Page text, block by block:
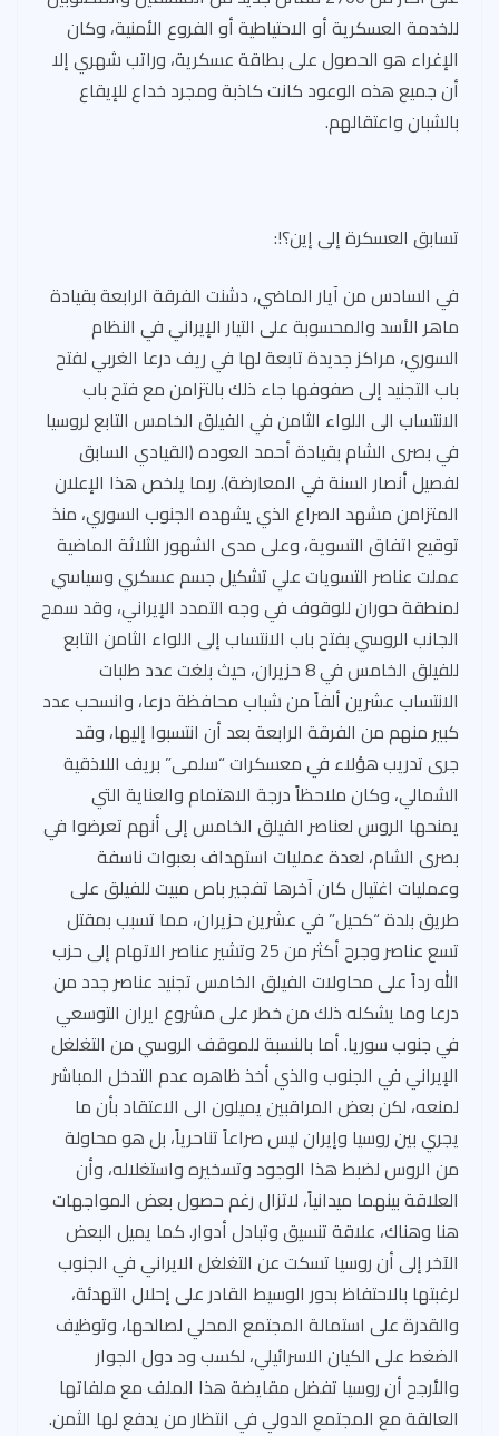
للخدمة العسكرية أو الاحتياطية أو الفروع الأمنية، وكان
الإغراء هو الحصول على بطاقة عسكرية، وراتب شهري إلا
أن جميع هذه الوعود كانت كاذبة ومجرد خداع للإيقاع
بالشبان واعتقالهم.
تسابق العسكرة إلى إين؟!:
في السادس من آيار الماضي، دشنت الفرقة الرابعة بقيادة
ماهر الأسد والمحسوبة على التيار الإيراني في النظام
السوري، مراكز جديدة تابعة لها في ريف درعا الغربي لفتح
باب التجنيد إلى صفوفها جاء ذلك بالتزامن مع فتح باب
الانتساب الى اللواء الثامن في الفيلق الخامس التابع لروسيا
في بصرى الشام بقيادة أحمد العوده (القيادي السابق
لفصيل أنصار السنة في المعارضة). ربما يلخص هذا الإعلان
المتزامن مشهد الصراع الذي يشهده الجنوب السوري، منذ
توقيع اتفاق التسوية، وعلى مدى الشهور الثلاثة الماضية
عملت عناصر التسويات علي تشكيل جسم عسكري وسياسي
لمنطقة حوران للوقوف في وجه التمدد الإيراني، وقد سمح
الجانب الروسي بفتح باب الانتساب إلى اللواء الثامن التابع
للفيلق الخامس في 8 حزيران، حيث بلغت عدد طلبات
الانتساب عشرين ألفاً من شباب محافظة درعا، وانسحب عدد
كبير منهم من الفرقة الرابعة بعد أن انتسبوا إليها، وقد
جرى تدريب هؤلاء في معسكرات “سلمى” بريف اللاذقية
الشمالي، وكان ملاحظاً درجة الاهتمام والعناية التي
يمنحها الروس لعناصر الفيلق الخامس إلى أنهم تعرضوا في
بصرى الشام، لعدة عمليات استهداف بعبوات ناسفة
وعمليات اغتيال كان آخرها تفجير باص مبيت للفيلق على
طريق بلدة “كحيل” في عشرين حزيران، مما تسبب بمقتل
تسع عناصر وجرح أكثر من 25 وتشير عناصر الاتهام إلى حزب
الله رداً على محاولات الفيلق الخامس تجنيد عناصر جدد من
درعا وما يشكله ذلك من خطر على مشروع ايران التوسعي
في جنوب سوريا. أما بالنسبة للموقف الروسي من التغلغل
الإيراني في الجنوب والذي أخذ ظاهره عدم التدخل المباشر
لمنعه، لكن بعض المراقبين يميلون الى الاعتقاد بأن ما
يجري بين روسيا وإيران ليس صراعاً تناحرياً، بل هو محاولة
من الروس لضبط هذا الوجود وتسخيره واستغلاله، وأن
العلاقة بينهما ميدانياً، لاتزال رغم حصول بعض المواجهات
هنا وهناك، علاقة تنسيق وتبادل أدوار. كما يميل البعض
الآخر إلى أن روسيا تسكت عن التغلغل الايراني في الجنوب
لرغبتها بالاحتفاظ بدور الوسيط القادر على إحلال التهدئة،
والقدرة على استمالة المجتمع المحلي لصالحها، وتوظيف
الضغط على الكيان الاسرائيلي، لكسب ود دول الجوار
والأرجح أن روسيا تفضل مقايضة هذا الملف مع ملفاتها
العالقة مع المجتمع الدولي في انتظار من يدفع لها الثمن.